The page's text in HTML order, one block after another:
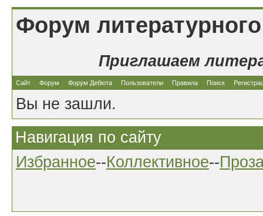
Форум
Приглашаем
Сайт Форум Форум Дебюта Пользователи Правила Поиск
Вы не зашли.
Навигация по сайту
Избранное--Коллективное--